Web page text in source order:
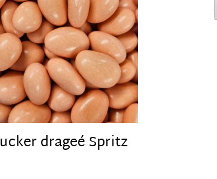
drageé Spritz